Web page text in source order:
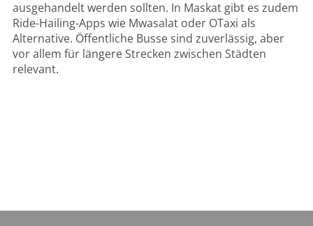
ausgehandelt werden sollten. In Maskat gibt es zudem
Ride-Hailing-Apps wie Mwasalat oder OTaxi als
Alternative. Öffentliche Busse sind zuverlässig, aber
vor allem für längere Strecken zwischen Städten
relevant.